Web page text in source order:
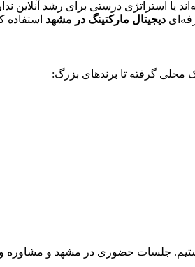
یا استراتژی درستی برای رشد آنلاین
دیجیتال مارکتینگ در مشهد استفاده
محلی گرفته تا برندهای بزرگ:
جلسات حضوری در مشهد و مشاوره و